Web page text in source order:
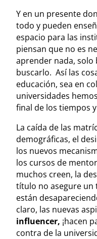
Y en un presente
todo y pueden
espacio para las
piensan que no es
aprender nada, solo
buscarlo. Así las
educación, sea en
universidades
final de los tiempos
La caída de las
demográficas, el
los nuevos
los cursos de
muchos creen, la
título no asegure un
están
claro, las nuevas
influencer, ¡hacen
contra de la